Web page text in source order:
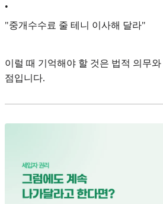
•
"중개수수료 줄 테니 이사해 달라"
이럴 때 기억해야 할 것은 법적 의무
점입니다.